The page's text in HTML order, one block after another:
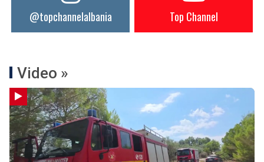
@topchannelalbania Top Channel
Video »